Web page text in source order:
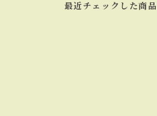
最近チェックした商品